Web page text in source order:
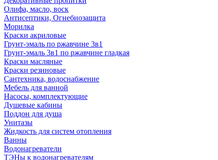
Олифа, масло, воск
Антисептики, Огнебиозащита
Морилка
Краски акриловые
Грунт-эмаль по ржавчине 3в1
Грунт-эмаль 3в1 по ржавчине гладкая
Краски масляные
Краски резиновые
Сантехника, водоснабжение
Мебель для ванной
Насосы, комплектующие
Душевые кабины
Поддон для душа
Унитазы
Жидкость для систем отопления
Ванны
Водонагреватели
ТЭНы к водонагревателям